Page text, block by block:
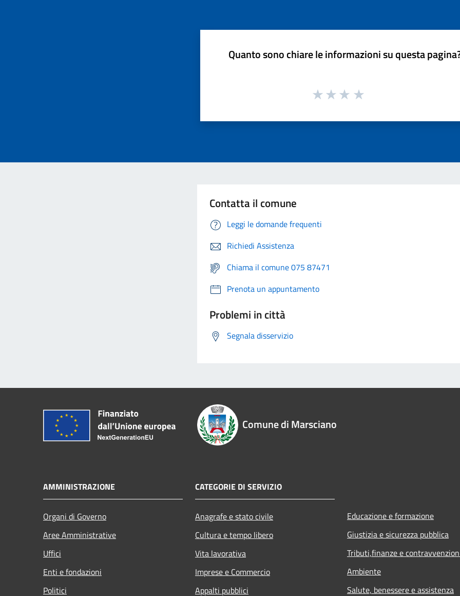
Quanto sono chiare le informazioni su questa
Contatta il comune
Leggi le domande frequenti
Richiedi Assistenza
Chiama il comune 075 87471
Prenota un appuntamento
Problemi in città
Segnala disservizio
Comune di Marsciano
AMMINISTRAZIONE
Organi di Governo
Aree Amministrative
Uffici
Enti e fondazioni
Politici
CATEGORIE DI SERVIZIO
Anagrafe e stato civile
Cultura e tempo libero
Vita lavorativa
Imprese e Commercio
Appalti pubblici
Educazione e formazione
Giustizia e sicurezza pubblica
Tributi,finanze e
Ambiente
Salute, benessere e assistenza